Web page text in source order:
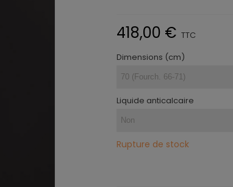
418,00 € TTC
Dimensions (cm)
Liquide anticalcaire
Rupture de stock